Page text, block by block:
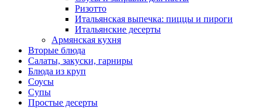
Ризотто
Итальянская выпечка: пиццы и пироги
Итальянские десерты
Армянская кухня
Вторые блюда
Салаты, закуски, гарниры
Блюда из круп
Соусы
Супы
Простые десерты